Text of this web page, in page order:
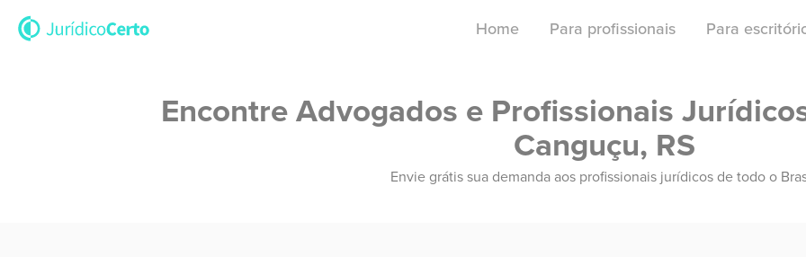
Home Para profissionais Para
Encontre Advogados e Profissionais
Canguçu, RS
Envie grátis sua demanda aos profissionais jurídicos de todo o